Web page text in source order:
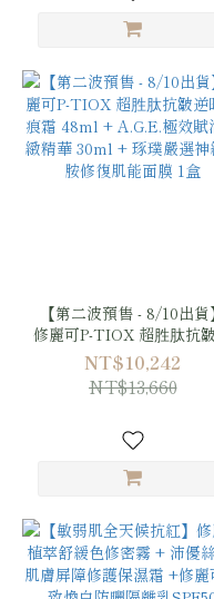
【第二波預售 - 8/10出貨
修麗可P-TIOX 超胜肽抗
時無痕霜 48ml + A.G.E.極
賦活緊緻精華 30ml + 琢璞
嚴選神經醯胺修復肌能面膜
NT$10,242
NT$13,660